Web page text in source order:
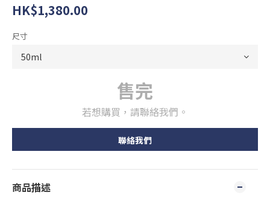
HK$1,380.00
尺寸
售完
若想購買，請聯絡我們。
聯絡我們
商品描述